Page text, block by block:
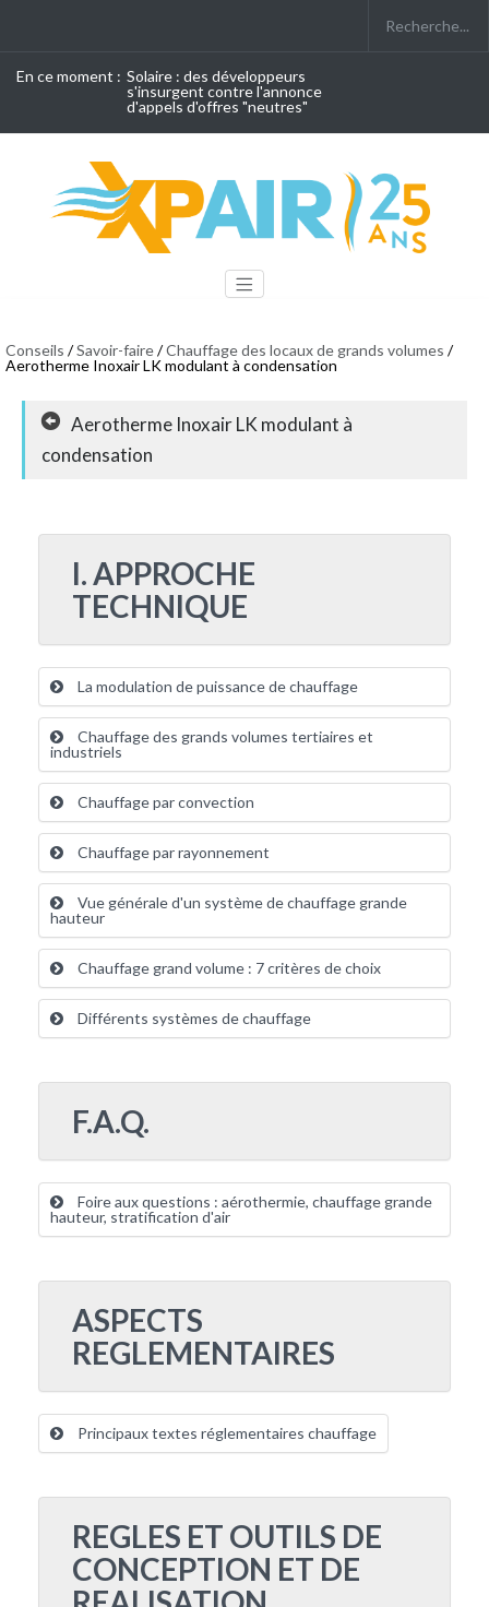
En ce moment : Solaire : des développeurs
s'insurgent contre l'annonce
d'appels d'offres "neutres"
Conseils /Savoir-faire/Chauffage des locaux de grands volumes /
Aerotherme Inoxair LK modulant à condensation
Aerotherme Inoxair LK modulant à
condensation
I. APPROCHE
TECHNIQUE
La modulation de puissance de chauffage
Chauffage des grands volumes tertiaires et
industriels
Chauffage par convection
Chauffage par rayonnement
Vue générale d'un système de chauffage grande
hauteur
Chauffage grand volume : 7 critères de choix
Différents systèmes de chauffage
F.A.Q.
Foire aux questions : aérothermie, chauffage grande
hauteur, stratification d'air
ASPECTS
REGLEMENTAIRES
Principaux textes réglementaires chauffage
REGLES ET OUTILS DE
CONCEPTION ET DE